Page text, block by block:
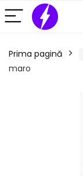
Prima pagină
maro